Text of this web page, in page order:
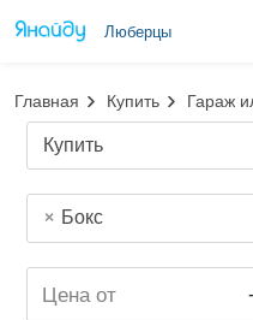
Люберцы
Главная Купить Гараж
Купить
Бокс
-